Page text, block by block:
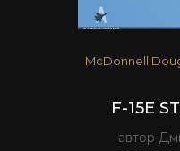
McDonnell
F-15E
автор